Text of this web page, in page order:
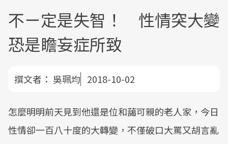
不ㄧ定是失智！ 性情突大變
恐是瞻妄症所致
撰文者： 吳珮均 2018-10-02
怎麼明明前天見到他還是位和藹可親的老人家，今日
性情卻一百八十度的大轉變，不僅破口大罵又胡言亂